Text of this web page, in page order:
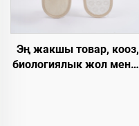
Эң жакшы товар, кооз,
биологиялык жол менен